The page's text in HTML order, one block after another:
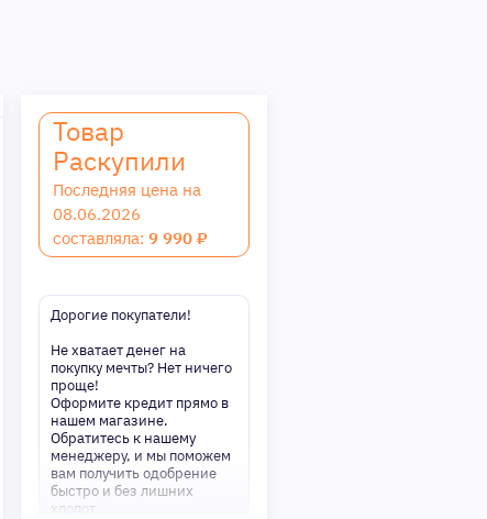
Товар
Раскупили
Последняя цена на
08.06.2026
составляла: 9 990 ₽
Дорогие покупатели!
Не хватает денег на
покупку мечты? Нет ничего
проще!
Оформите кредит прямо в
нашем магазине.
Обратитесь к нашему
менеджеру, и мы поможем
вам получить одобрение
быстро и без лишних
хлопот.